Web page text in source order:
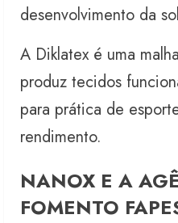
desenvolvimento da
A Diklatex é uma
produz tecidos
para prática de
rendimento.
NANOX E A
FOMENTO